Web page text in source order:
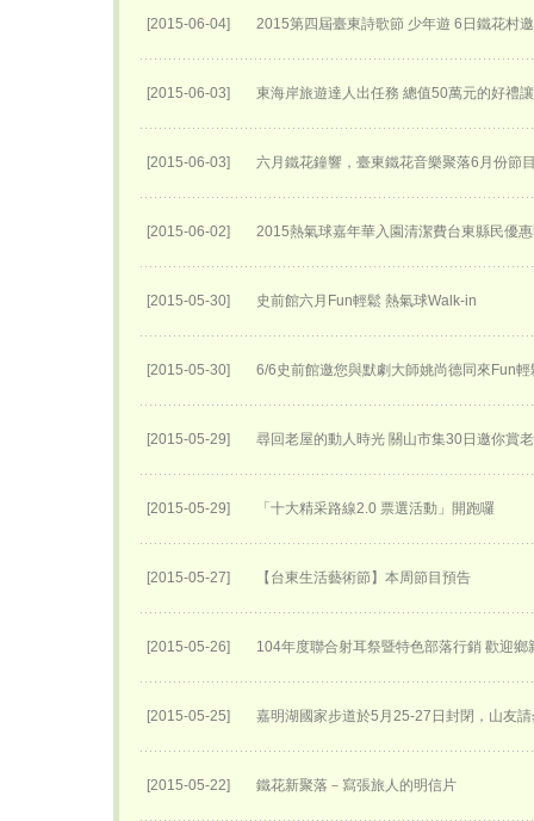
[2015-06-04] 2015第四屆臺東詩歌節 少年遊 6日鐵花村
[2015-06-03] 東海岸旅遊達人出任務 總值50萬元的好禮
[2015-06-03] 六月鐵花鐘響，臺東鐵花音樂聚落6月份節
[2015-06-02] 2015熱氣球嘉年華入園清潔費台東縣民優
[2015-05-30] 史前館六月Fun輕鬆 熱氣球Walk-in
[2015-05-30] 6/6史前館邀您與默劇大師姚尚德同來Fun輕
[2015-05-29] 尋回老屋的動人時光 關山市集30日邀你賞
[2015-05-29] 「十大精采路線2.0 票選活動」開跑囉
[2015-05-27] 【台東生活藝術節】本周節目預告
[2015-05-26] 104年度聯合射耳祭暨特色部落行銷 歡迎鄉
[2015-05-25] 嘉明湖國家步道於5月25-27日封閉，山友
[2015-05-22] 鐵花新聚落－寫張旅人的明信片